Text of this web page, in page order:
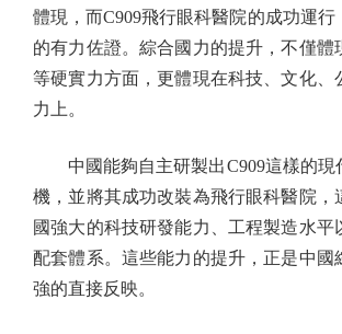
體現，而C909飛行眼科醫院的成功運行
的有力佐證。綜合國力的提升，不僅體
等硬實力方面，更體現在科技、文化、
力上。
中國能夠自主研製出C909這樣的現
機，並將其成功改裝為飛行眼科醫院，
國強大的科技研發能力、工程製造水平
配套體系。這些能力的提升，正是中國
強的直接反映。